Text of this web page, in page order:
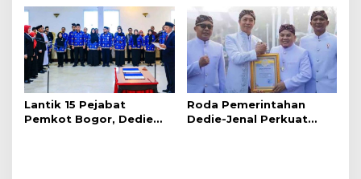
Warga Terdampak
Kekeringan
Lantik 15 Pejabat
Pemkot Bogor, Dedie
Roda Pemerintahan
Dedie-Jenal Perkuat